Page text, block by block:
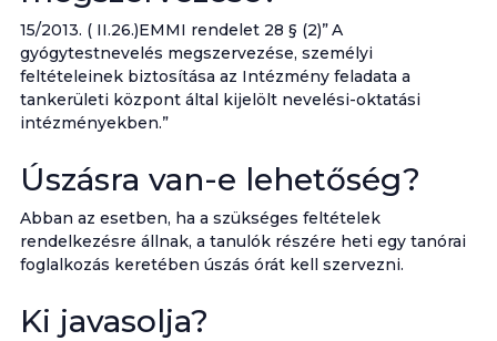
15/2013. ( II.26.)EMMI rendelet 28 § (2)”A
gyógytestnevelés megszervezése, személyi
feltételeinek biztosítása az Intézmény feladata a
tankerületi központ által kijelölt nevelési-oktatási
intézményekben.”
Úszásra van-e lehetőség?
Abban az esetben, ha a szükséges feltételek
rendelkezésre állnak, a tanulók részére heti egy tanórai
foglalkozás keretében úszás órát kell szervezni.
Ki javasolja?